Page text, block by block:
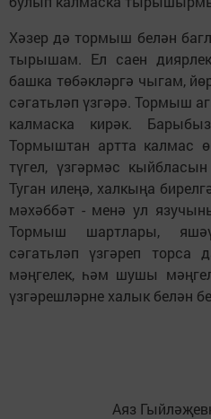
Хәзер дә тормыш белән
тырышам. Ел саен
башка төбәкләргә чыгам,
сәгатьләп үзгәрә. Тормыш
калмаска кирәк.
Тормыштан артта калмас
түгел, үзгәрмәс
Туган илеңә, халкыңа
мәхәббәт - менә ул
Тормыш шартлары,
сәгатьләп үзгәреп торса
мәңгелек, һәм шушы
үзгәрешләрне халык белән
Аяз